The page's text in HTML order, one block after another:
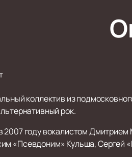
коллектив из
рок.
2007 году вокалистом
«Псевдоним» Кульша, Сергей